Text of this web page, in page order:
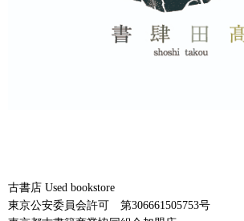
古書店 Used bookstore
東京公安委員会許可 第306661505753号